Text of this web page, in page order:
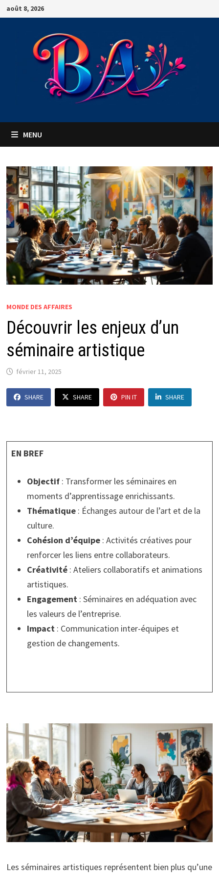
Passer
au
août 8, 2026
MENU
MONDE DES AFFAIRES
Découvrir les enjeux d’un
séminaire artistique
février 11, 2025
SHARE SHARE PIN IT SHARE
EN BREF
Objectif: Transformer les séminaires en
moments d’apprentissage enrichissants.
Thématique: Échanges autour de l’art et de la
culture.
Cohésion d’équipe: Activités créatives pour
renforcer les liens entre collaborateurs.
Créativité: Ateliers collaboratifs et animations
artistiques.
Engagement: Séminaires en adéquation avec
les valeurs de l’entreprise.
Impact: Communication inter-équipes et
gestion de changements.
Les séminaires artistiques représentent bien plus qu’une